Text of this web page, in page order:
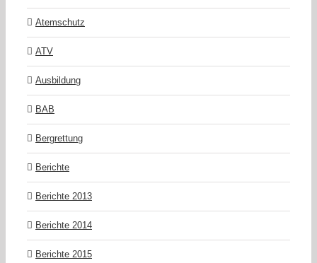
Atemschutz
ATV
Ausbildung
BAB
Bergrettung
Berichte
Berichte 2013
Berichte 2014
Berichte 2015